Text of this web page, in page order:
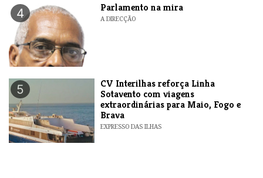
4 Parlamento na mira
A DIRECÇÃO
5
​CV Interilhas reforça Linha
Sotavento com viagens
extraordinárias para Maio, Fogo e
Brava
EXPRESSO DAS ILHAS